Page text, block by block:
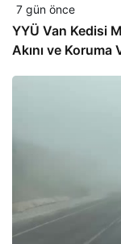
7 gün önce
YYÜ Van Kedisi
Akını ve Koruma